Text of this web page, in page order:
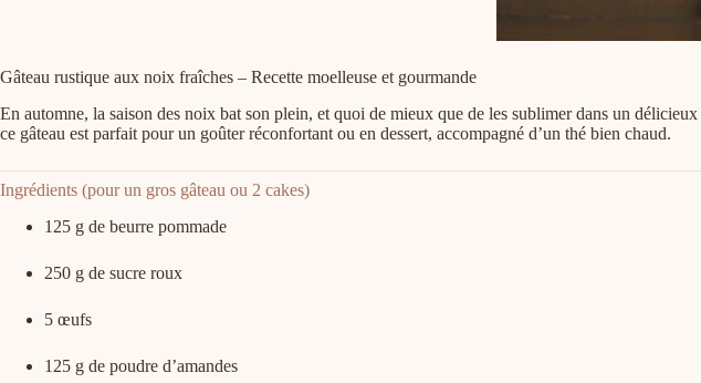
Gâteau rustique aux noix fraîches – Recette moelleuse et gourmande
En automne, la saison des noix bat son plein, et quoi de mieux que de les sublimer dans un délicieux
ce gâteau est parfait pour un goûter réconfortant ou en dessert, accompagné d’un thé bien chaud.
Ingrédients (pour un gros gâteau ou 2 cakes)
125 g de beurre pommade
250 g de sucre roux
5 œufs
125 g de poudre d’amandes